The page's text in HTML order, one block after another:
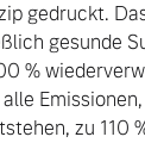
gedruckt.
gesunde
%
zu 110